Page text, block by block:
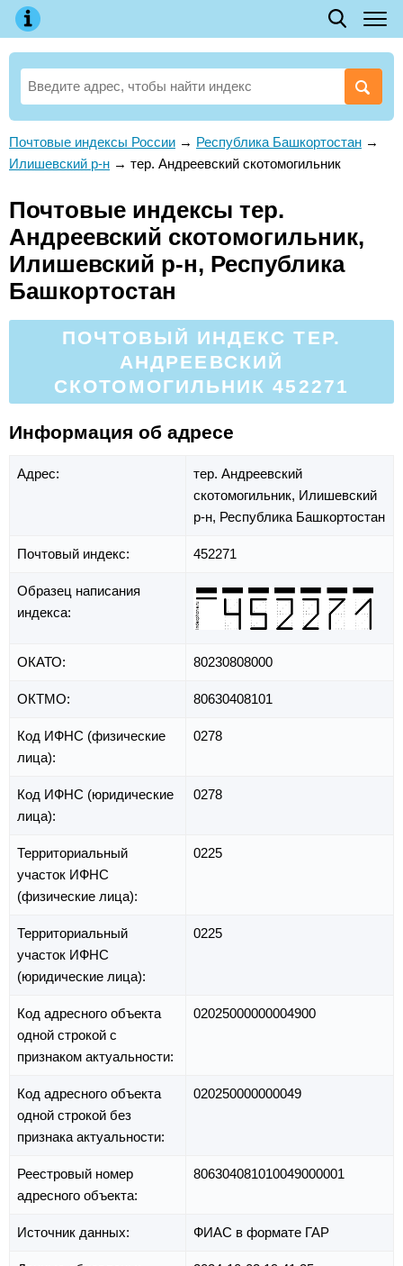
Почтовые индексы России → Республика Башкортостан →
Илишевский р-н → тер. Андреевский скотомогильник
Почтовые индексы тер.
Андреевский скотомогильник,
Илишевский р-н, Республика
Башкортостан
ПОЧТОВЫЙ ИНДЕКС ТЕР.
АНДРЕЕВСКИЙ
СКОТОМОГИЛЬНИК 452271
Информация об адресе
Адрес:
тер. Андреевский
скотомогильник, Илишевский
р-н, Республика Башкортостан
Почтовый индекс: 452271
Образец написания
индекса:
ОКАТО: 80230808000
ОКТМО: 80630408101
Код ИФНС (физические
лица):
0278
Код ИФНС (юридические
лица):
0278
Территориальный
участок ИФНС
(физические лица):
0225
Территориальный
участок ИФНС
(юридические лица):
0225
Код адресного объекта
одной строкой с
признаком актуальности:
02025000000004900
Код адресного объекта
одной строкой без
признака актуальности:
020250000000049
Реестровый номер
адресного объекта:
806304081010049000001
Источник данных: ФИАС в формате ГАР